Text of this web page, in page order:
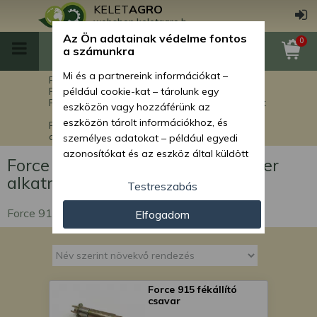
KELETAGRO
webshop.keletagro.hu
0
Főoldal
Force alkatrészek
Force rakodók alkatrészei
Force 915 Lux Stage V rakodógép alkatrészek
Force 915 Lux Stage V fékrendszer
alkatrészek
Force 915 Lux Stage V fékrendszer
alkatrészek
Force 915 Lux Stage V fékrendszer alkatrészek
Force 915 fékállító
csavar
Az Ön adatainak védelme fontos
a számunkra
Mi és a partnereink információkat –
például cookie-kat – tárolunk egy
eszközön vagy hozzáférünk az
eszközön tárolt információkhoz, és
személyes adatokat – például egyedi
azonosítókat és az eszköz által küldött
személyre szabott hirdetések és
tartalom nyújtásához, hirdetés- és
tartalomméréshez, nézettségi adatok
gyűjtéséhez, valamint termékek
kifejlesztéséhez és a termékek
javításához. Az Ön engedélyével mi és a
partnereink eszközleolvasásos
módszerrel szerzett pontos geolokációs
adatokat és azonosítási információkat
Testreszabás
Elfogadom